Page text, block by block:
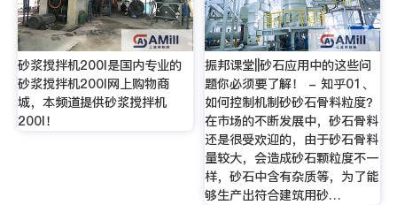
砂浆搅拌机200l是国内专业的
砂浆搅拌机200l网上购物商
城，本频道提供砂浆搅拌机
200l！
振邦课堂||砂石应用中的这些问
题你必须要了解！ - 知乎01、
如何控制机制砂砂石骨料粒度？
在市场的不断发展中，砂石骨料
还是很受欢迎的，由于砂石骨料
量较大，会造成砂石颗粒度不一
样，砂石中含有杂质等，为了能
够生产出符合建筑用砂…